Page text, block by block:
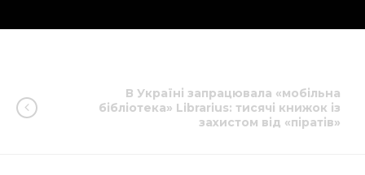
В Україні запрацювала «мобільна
бібліотека» Librarius: тисячі книжок із
захистом від «піратів»